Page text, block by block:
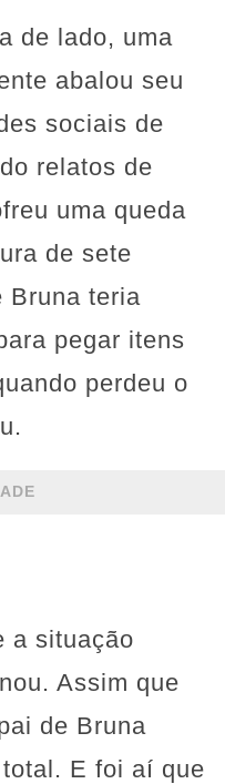
de lado, uma
abalou seu
sociais de
relatos de
uma queda
de sete
Bruna teria
pegar itens
perdeu o
a situação
Assim que
de Bruna
E foi aí que